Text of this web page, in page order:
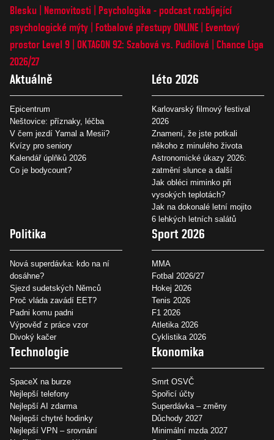
Blesku
Nemovitosti
Psychologika - podcast rozbíjející
psychologické mýty
Fotbalové přestupy ONLINE
Eventový
prostor Level 9 OKTAGON 92: Szabová vs. Pudilová
Chance Liga
2026/27
Aktuálně
Epicentrum
Neštovice: příznaky, léčba
V čem jezdí Yamal a Mesii?
Kvízy pro seniory
Kalendář úplňků 2026
Co je bodycount?
Léto 2026
Karlovarský filmový festival
2026
Znamení, že jste potkali
někoho z minulého života
Astronomické úkazy 2026:
zatmění slunce a další
Jak obléci miminko při
vysokých teplotách?
Jak na dokonalé letní mojito
6 lehkých letních salátů
Politika
Nová superdávka: kdo na ní
dosáhne?
Sjezd sudetských Němců
Proč vláda zavádí EET?
Padni komu padni
Výpověď z práce vzor
Divoký kačer
Sport 2026
MMA
Fotbal 2026/27
Hokej 2026
Tenis 2026
F1 2026
Atletika 2026
Cyklistika 2026
Technologie
SpaceX na burze
Nejlepší telefony
Nejlepší AI zdarma
Nejlepší chytré hodinky
Nejlepší VPN – srovnání
Ekonomika
Smrt OSVČ
Spořicí účty
Superdávka – změny
Důchody 2027
Minimální mzda 2027